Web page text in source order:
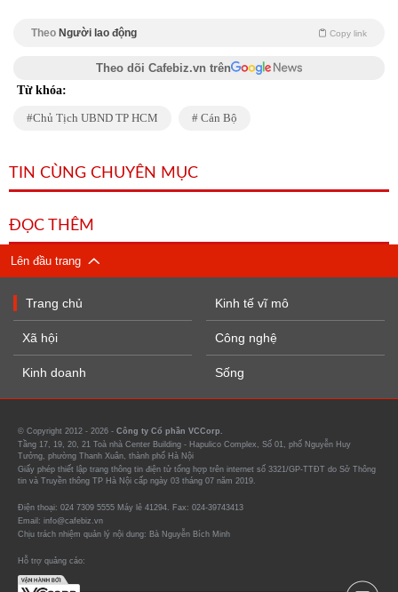
Theo Người lao động Copy link
Theo dõi Cafebiz.vn trên
Từ khóa:
Chủ Tịch UBND TP HCM Cán Bộ
TIN CÙNG CHUYÊN MỤC
ĐỌC THÊM
Lên đầu trang
Trang chủ
Xã hội
Kinh doanh
Kinh tế vĩ mô
Công nghệ
Sống
© Copyright 2012 - 2026 - Công ty Cổ phần VCCorp.
Tầng 17, 19, 20, 21 Toà nhà Center Building - Hapulico Complex, Số 01, phố Nguyễn Huy
Tưởng, phường Thanh Xuân, thành phố Hà Nội
Giấy phép thiết lập trang thông tin điện tử tổng hợp trên internet số 3321/GP-TTĐT do Sở Thông
tin và Truyền thông TP Hà Nội cấp ngày 03 tháng 07 năm 2019.
Điện thoại: 024 7309 5555 Máy lẻ 41294. Fax: 024-39743413
Email: info@cafebiz.vn
Chịu trách nhiệm quản lý nội dung: Bà Nguyễn Bích Minh
Hỗ trợ quảng cáo: